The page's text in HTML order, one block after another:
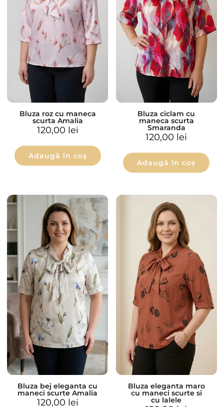
Bluza roz cu maneca
scurta Amalia
120,00 lei
Adaugă în coș
Bluza ciclam cu
maneca scurta
Smaranda
120,00 lei
Adaugă în coș
Bluza bej eleganta cu
maneci scurte Amalia
120,00 lei
Bluza eleganta maro
cu maneci scurte si
cu lalele